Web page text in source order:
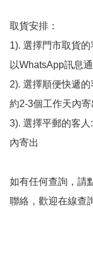
取貨安排：
1). 選擇門市取貨
以WhatsApp訊息
2). 選擇順便快遞
約2-3個工作天內寄
3). 選擇平郵的客
內寄出
如有任何查詢，請
聯絡，歡迎在線查